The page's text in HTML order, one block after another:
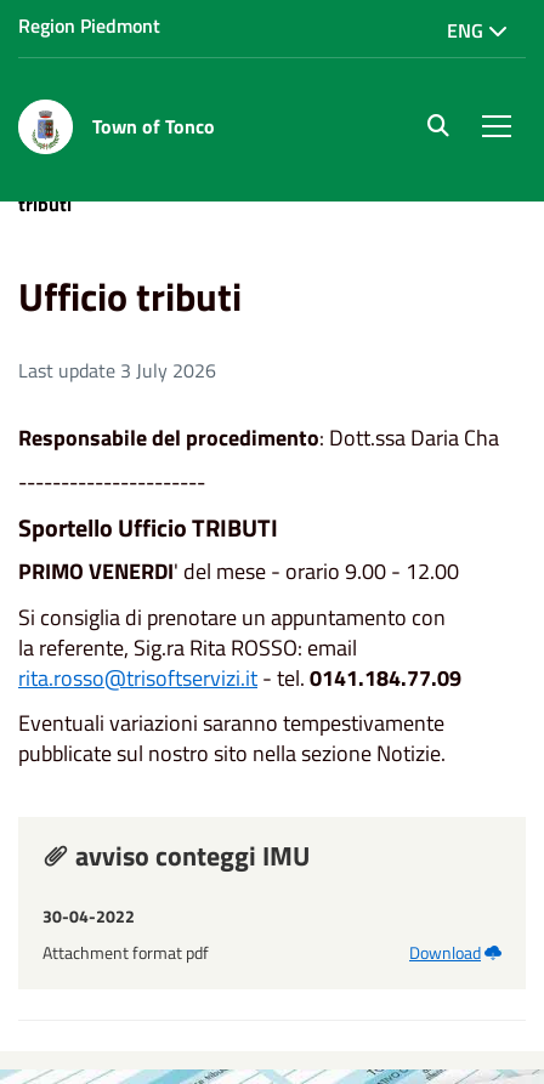
Region Piedmont ENG
Town of Tonco site.searc
tributi
Ufficio tributi
Last update 3 July 2026
Responsabile del procedimento: Dott.ssa Daria Cha
Sportello Ufficio TRIBUTI
PRIMOVENERDI' del mese - orario 9.00 - 12.00
Si consiglia di prenotare un appuntamento con
la referente, Sig.ra Rita ROSSO: email
rita.rosso@trisoftservizi.it- tel.0141.184.77.09
Eventuali variazioni saranno tempestivamente
pubblicate sul nostro sito nella sezione Notizie.
avviso conteggi IMU
30-04-2022
Attachment format pdf
Download